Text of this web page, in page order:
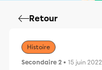
Retour
Histoire
Secondaire 2 • 15 juin 2022